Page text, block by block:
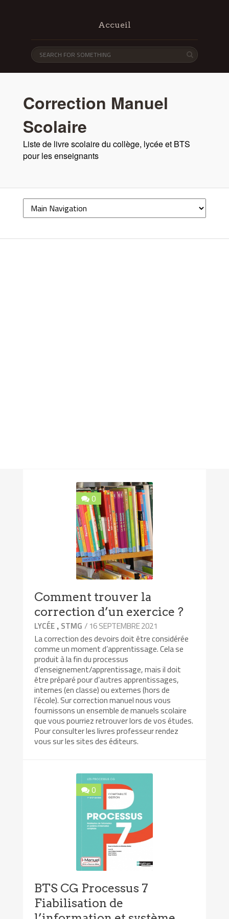
Accueil
Correction Manuel
Scolaire
Liste de livre scolaire du collège, lycée et BTS
pour les enseignants
0
Comment trouver la
correction d’un exercice ?
LYCÉE , STMG / 16 SEPTEMBRE 2021
La correction des devoirs doit être considérée
comme un moment d’apprentissage. Cela se
produit à la fin du processus
d’enseignement/apprentissage, mais il doit
être préparé pour d’autres apprentissages,
internes (en classe) ou externes (hors de
l’école). Sur correction manuel nous vous
fournissons un ensemble de manuels scolaire
que vous pourriez retrouver lors de vos études.
Pour consulter les livres professeur rendez
vous sur les sites des éditeurs.
0
BTS CG Processus 7
Fiabilisation de